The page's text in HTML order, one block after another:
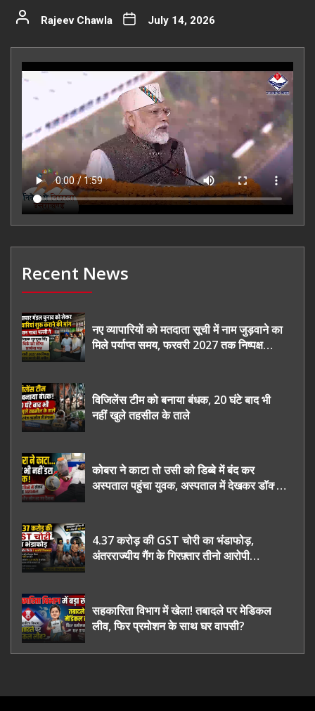
Rajeev Chawla July 14, 2026
Recent News
नए व्यापारियों को मतदाता सूची में नाम जुड़वाने का
मिले पर्याप्त समय, फरवरी 2027 तक निष्पक्ष
विजिलेंस टीम को बनाया बंधक, 20 घंटे बाद भी
नहीं खुले तहसील के ताले
कोबरा ने काटा तो उसी को डिब्बे में बंद कर
अस्पताल पहुंचा युवक, अस्पताल में देखकर डॉक्टर
4.37 करोड़ की GST चोरी का भंडाफोड़,
अंतरराज्यीय गैंग के गिरफ़्तार तीनो आरोपी
सहकारिता विभाग में खेला! तबादले पर मेडिकल
लीव, फिर प्रमोशन के साथ घर वापसी?